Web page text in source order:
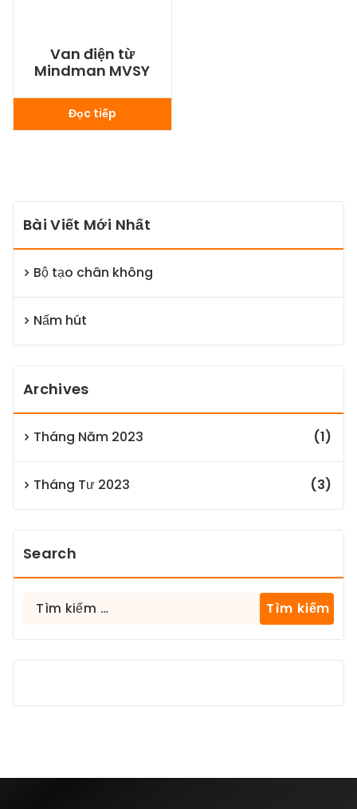
Van điện từ
Mindman MVSY
Đọc tiếp
Bài Viết Mới Nhất
Bộ tạo chân không
Nấm hút
Archives
Tháng Năm 2023 (1)
Tháng Tư 2023 (3)
Search
Tìm